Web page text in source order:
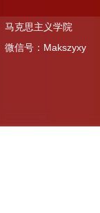
马克思主义学院
微信号：Makszyxy